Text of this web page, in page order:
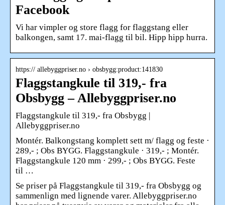
Facebook
Vi har vimpler og store flagg for flaggstang eller
balkongen, samt 17. mai-flagg til bil. Hipp hipp hurra.
https:// allebyggpriser.no › obsbygg:product:141830
Flaggstangkule til 319,- fra
Obsbygg – Allebyggpriser.no
Flaggstangkule til 319,- fra Obsbygg |
Allebyggpriser.no
Montér. Balkongstang komplett sett m/ flagg og feste ·
289,- ; Obs BYGG. Flaggstangkule · 319,- ; Montér.
Flaggstangkule 120 mm · 299,- ; Obs BYGG. Feste
til …
Se priser på Flaggstangkule til 319,- fra Obsbygg og
sammenlign med lignende varer. Allebyggpriser.no